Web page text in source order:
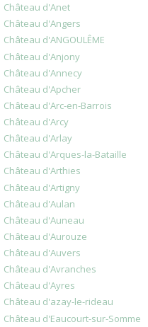
Château d'Anet
Château d'Angers
Château d'ANGOULÊME
Château d'Anjony
Château d'Annecy
Château d'Apcher
Château d'Arc-en-Barrois
Château d'Arcy
Château d'Arlay
Château d'Arques-la-Bataille
Château d'Arthies
Château d'Artigny
Château d'Aulan
Château d'Auneau
Château d'Aurouze
Château d'Auvers
Château d'Avranches
Château d'Ayres
Château d'azay-le-rideau
Château d'Eaucourt-sur-Somme